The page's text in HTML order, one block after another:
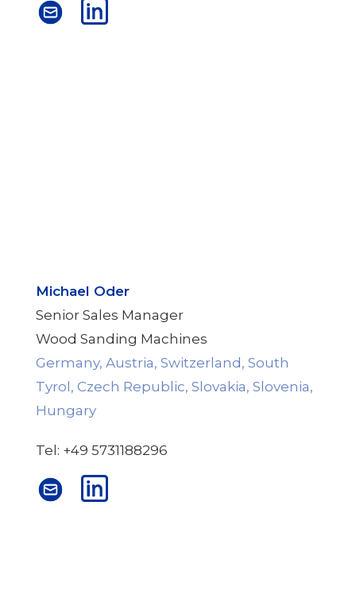
Michael Oder
Senior Sales Manager
Wood Sanding Machines
Germany, Austria, Switzerland, South
Tyrol, Czech Republic, Slovakia, Slovenia,
Hungary
Tel: +49 5731188296